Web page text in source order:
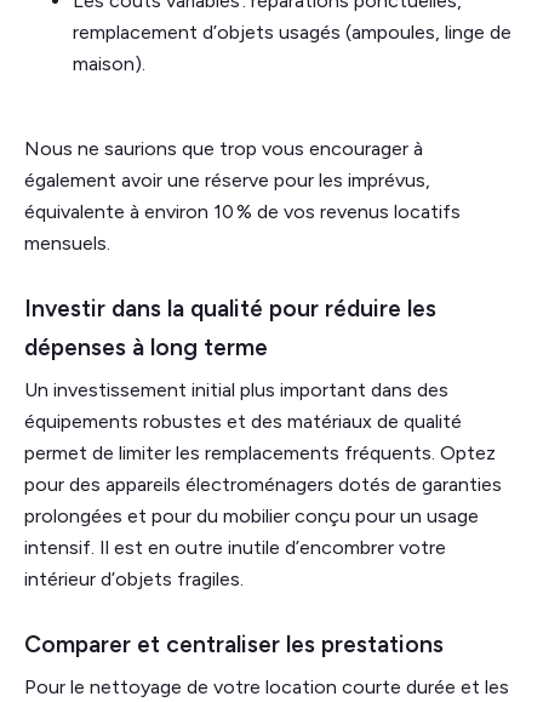
remplacement d’objets usagés (ampoules, linge de
maison).
Nous ne saurions que trop vous encourager à
également avoir une réserve pour les imprévus,
équivalente à environ 10 % de vos revenus locatifs
mensuels.
Investir dans la qualité pour réduire les
dépenses à long terme
Un investissement initial plus important dans des
équipements robustes et des matériaux de qualité
permet de limiter les remplacements fréquents. Optez
pour des appareils électroménagers dotés de garanties
prolongées et pour du mobilier conçu pour un usage
intensif. Il est en outre inutile d’encombrer votre
intérieur d’objets fragiles.
Comparer et centraliser les prestations
Pour le nettoyage de votre location courte durée et les